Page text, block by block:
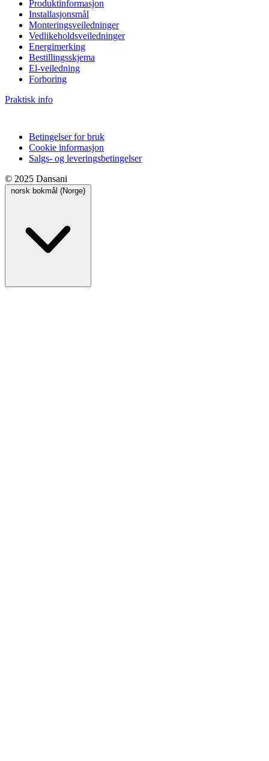
Produktinformasjon
Installasjonsmål
Monteringsveiledninger
Vedlikeholdsveiledninger
Energimerking
Bestillingsskjema
El-veiledning
Forboring
Praktisk info
Betingelser for bruk
Cookie informasjon
Salgs- og leveringsbetingelser
© 2025 Dansani
norsk bokmål (Norge)